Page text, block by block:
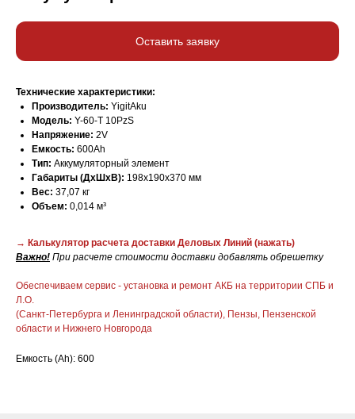
Оставить заявку
Технические характеристики:
Производитель: YigitAku
Модель: Y-60-T 10PzS
Напряжение: 2V
Емкость: 600Ah
Тип: Аккумуляторный элемент
Габариты (ДхШхВ): 198х190х370 мм
Вес: 37,07 кг
Объем: 0,014 м³
→ Калькулятор расчета доставки Деловых Линий (нажать)
Важно! При расчете стоимости доставки добавлять обрешетку
Обеспечиваем сервис - установка и ремонт АКБ на территории СПБ и
Л.О.
(Санкт-Петербурга и Ленинградской области), Пензы, Пензенской
области и Нижнего Новгорода
Емкость (Ah): 600
Отправьте заявку и мы свяжемся с
заказа и расчета стоимости